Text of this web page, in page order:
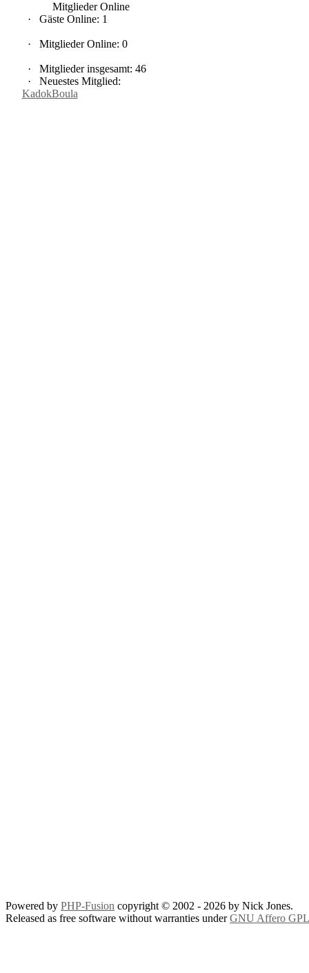
Mitglieder Online
·
Gäste Online: 1
· Mitglieder Online: 0
·
Mitglieder insgesamt: 46
·
Neuestes Mitglied:
KadokBoula
Powered by PHP-Fusion copyright © 2002 - 2026 by Nick Jones.
Released as free software without warranties underGNU Affero GPL